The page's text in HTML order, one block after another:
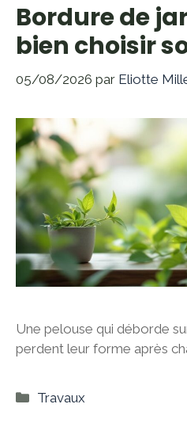
Bordure de
bien choisir
05/08/2026 par Eliotte
Une pelouse qui déborde
perdent leur forme après
Catégories
Travaux